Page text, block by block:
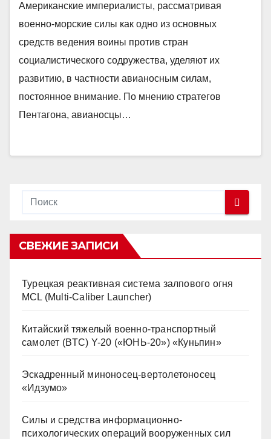
Американские империалисты, рассматривая
военно-морские силы как одно из основных
средств ведения воины против стран
социалистического содружества, уделяют их
развитию, в частности авианосным силам,
постоянное внимание. По мнению стратегов
Пентагона, авианосцы…
СВЕЖИЕ ЗАПИСИ
Турецкая реактивная система залпового огня
MCL (Multi-Caliber Launcher)
Китайский тяжелый военно-транспортный
самолет (BTC) Y-20 («ЮНЬ-20») «Куньпин»
Эскадренный миноносец-вертолетоносец
«Идзумо»
Силы и средства информационно-
психологических операций вооруженных сил